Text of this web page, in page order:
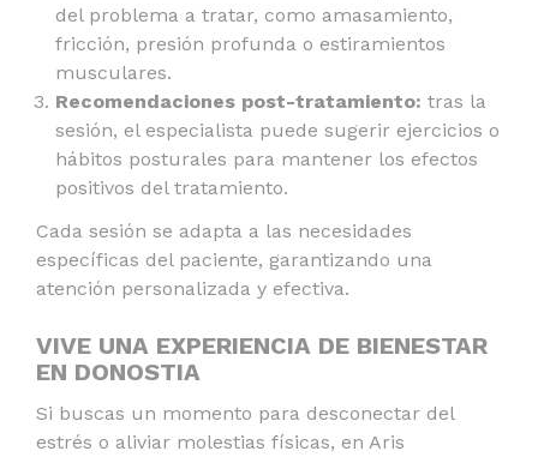
del problema a tratar, como amasamiento,
fricción, presión profunda o estiramientos
musculares.
Recomendaciones post-tratamiento: tras la
sesión, el especialista puede sugerir ejercicios o
hábitos posturales para mantener los efectos
positivos del tratamiento.
Cada sesión se adapta a las necesidades
específicas del paciente, garantizando una
atención personalizada y efectiva.
VIVE UNA EXPERIENCIA DE BIENESTAR
EN DONOSTIA
Si buscas un momento para desconectar del
estrés o aliviar molestias físicas, en Aris